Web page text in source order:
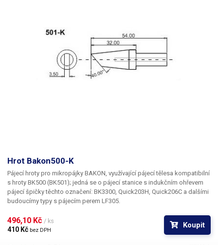
Hrot Bakon500-K
Pájecí hroty pro mikropájky BAKON, využívající pájecí tělesa kompatibilní
s hroty BK500 (BK501); jedná se o pájecí stanice s indukčním ohřevem
pájecí špičky těchto označení: BK3300, Quick203H, Quick206C a dalšími
budoucímy typy s pájecím perem LF305.
496,10 Kč / ks
410 Kč bez DPH
Koupit